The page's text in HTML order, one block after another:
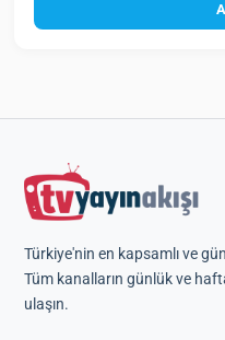
Türkiye'nin en kapsamlı ve
Tüm kanalların günlük ve
ulaşın.